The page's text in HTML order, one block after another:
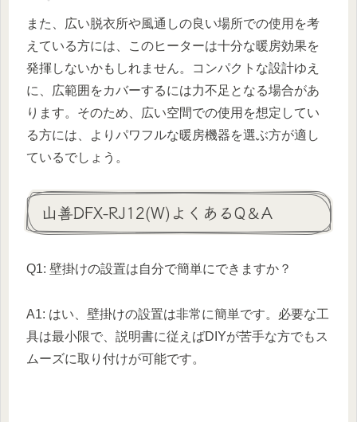
また、広い脱衣所や風通しの良い場所での使用を考
えている方には、このヒーターは十分な暖房効果を
発揮しないかもしれません。コンパクトな設計ゆえ
に、広範囲をカバーするには力不足となる場合があ
ります。そのため、広い空間での使用を想定してい
る方には、よりパワフルな暖房機器を選ぶ方が適し
ているでしょう。
山善DFX-RJ12(W)よくあるQ＆A
Q1: 壁掛けの設置は自分で簡単にできますか？
A1: はい、壁掛けの設置は非常に簡単です。必要な工
具は最小限で、説明書に従えばDIYが苦手な方でもス
ムーズに取り付けが可能です。